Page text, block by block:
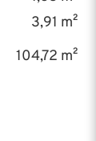
3,91 m²
104,72 m²